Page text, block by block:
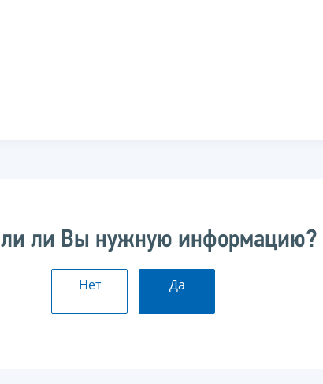
ли Вы нужную информацию?
Нет Да